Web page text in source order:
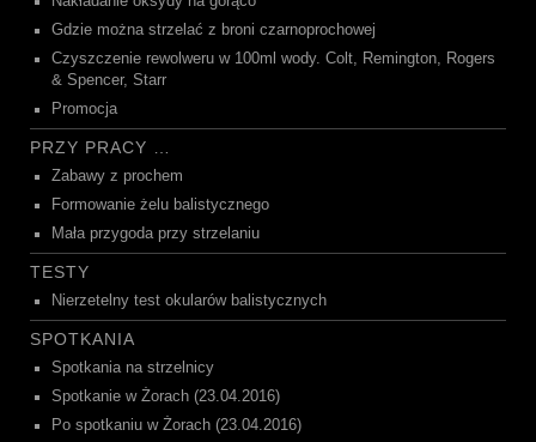
Gdzie można strzelać z broni czarnoprochowej
Czyszczenie rewolweru w 100ml wody. Colt, Remington, Rogers
& Spencer, Starr
Promocja
PRZY PRACY …
Zabawy z prochem
Formowanie żelu balistycznego
Mała przygoda przy strzelaniu
TESTY
Nierzetelny test okularów balistycznych
SPOTKANIA
Spotkania na strzelnicy
Spotkanie w Żorach (23.04.2016)
Po spotkaniu w Żorach (23.04.2016)